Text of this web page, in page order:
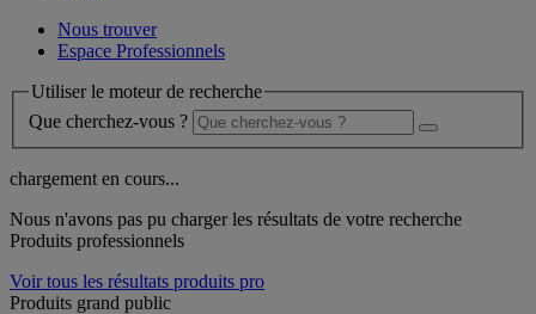
Nous trouver
Espace Professionnels
Utiliser le moteur de recherche
Que cherchez-vous ?
chargement en cours...
Nous n'avons pas pu charger les résultats de votre recherche
Produits professionnels
Voir tous les résultats produits pro
Produits grand public